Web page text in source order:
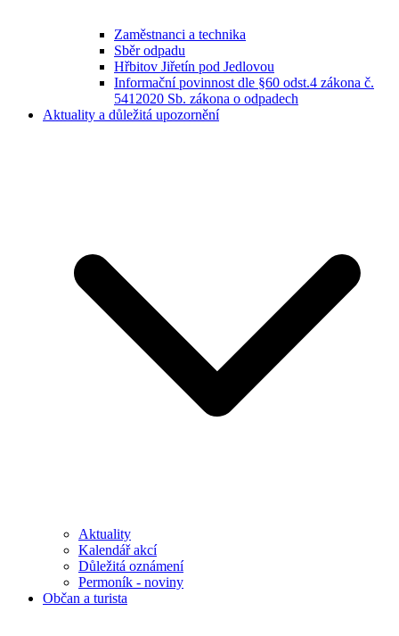
Zaměstnanci a technika
Sběr odpadu
Hřbitov Jiřetín pod Jedlovou
Informační povinnost dle §60 odst.4 zákona č.
5412020 Sb. zákona o odpadech
Aktuality a důležitá upozornění
Aktuality
Kalendář akcí
Důležitá oznámení
Permoník - noviny
Občan a turista